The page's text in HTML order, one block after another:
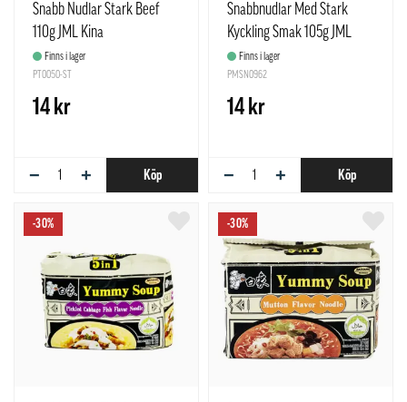
Snabb Nudlar Stark Beef
110g JML Kina
Finns i lager
PT0050-ST
14 kr
− + Köp
Snabbnudlar Med Stark
Kyckling Smak 105g JML
KinaFinns i lager
PMSN0962
14 kr
− + Köp
-30% -30%